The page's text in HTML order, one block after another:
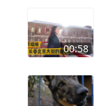
00:58